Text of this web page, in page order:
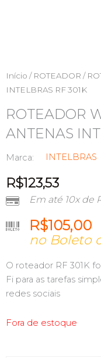
Início / ROTEADOR /
INTELBRAS RF 301K
ROTEADOR
ANTENAS
Marca: INTELBRAS
R$123,53
Em até 10x de
R$105,00
no Boleto
O roteador RF 301K
Fi para as tarefas
redes sociais
Fora de estoque